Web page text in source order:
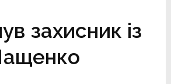
захисник із